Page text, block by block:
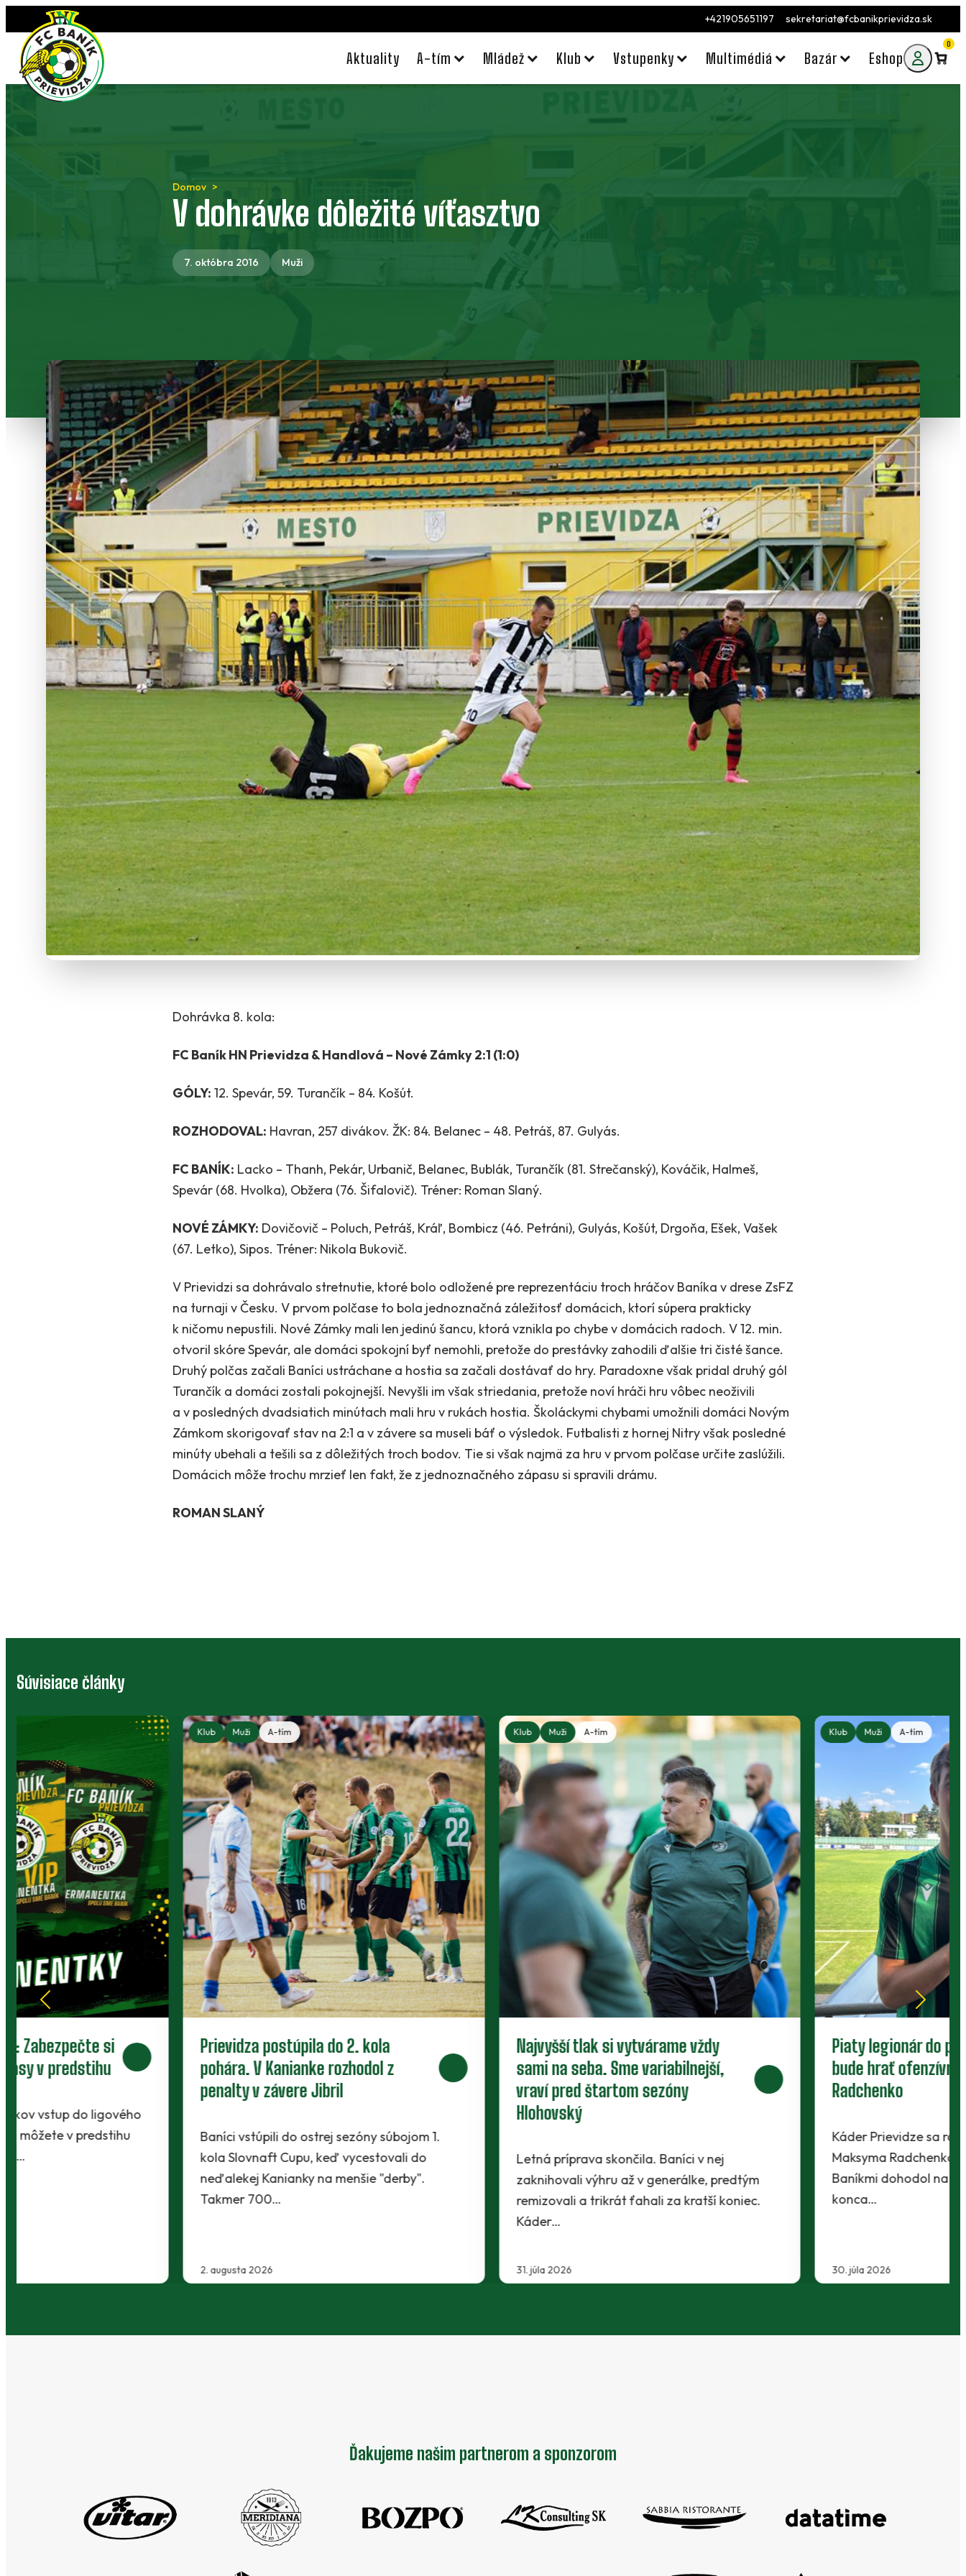
Preskočiť
na
obsah
+421905651197 sekretariat@fcbanikprievidza.sk
Aktuality A-tím Mládež Klub Vstupenky Multimédiá Bazár Eshop
0
Domov
V dohrávke dôležité víťasztvo
7. októbra 2016 Muži
Dohrávka 8. kola:
FC Baník HN Prievidza & Handlová – Nové Zámky 2:1 (1:0)
GÓLY: 12. Spevár, 59. Turančík – 84. Košút.
ROZHODOVAL: Havran, 257 divákov. ŽK: 84. Belanec – 48. Petráš, 87. Gulyás.
FC BANÍK: Lacko – Thanh, Pekár, Urbanič, Belanec, Bublák, Turančík (81. Strečanský), Kováčik, Halmeš,
Spevár (68. Hvolka), Obžera (76. Šifalovič). Tréner: Roman Slaný.
NOVÉ ZÁMKY: Dovičovič – Poluch, Petráš, Kráľ, Bombicz (46. Petráni), Gulyás, Košút, Drgoňa, Ešek, Vašek
(67. Letko), Sipos. Tréner: Nikola Bukovič.
V Prievidzi sa dohrávalo stretnutie, ktoré bolo odložené pre reprezentáciu troch hráčov Baníka v drese ZsFZ
na turnaji v Česku. V prvom polčase to bola jednoznačná záležitosť domácich, ktorí súpera prakticky
k ničomu nepustili. Nové Zámky mali len jedinú šancu, ktorá vznikla po chybe v domácich radoch. V 12. min.
otvoril skóre Spevár, ale domáci spokojní byť nemohli, pretože do prestávky zahodili ďalšie tri čisté šance.
Druhý polčas začali Baníci ustráchane a hostia sa začali dostávať do hry. Paradoxne však pridal druhý gól
Turančík a domáci zostali pokojnejší. Nevyšli im však striedania, pretože noví hráči hru vôbec neoživili
a v posledných dvadsiatich minútach mali hru v rukách hostia. Školáckymi chybami umožnili domáci Novým
Zámkom skorigovať stav na 2:1 a v závere sa museli báť o výsledok. Futbalisti z hornej Nitry však posledné
minúty ubehali a tešili sa z dôležitých troch bodov. Tie si však najmä za hru v prvom polčase určite zaslúžili.
Domácich môže trochu mrzieť len fakt, že z jednoznačného zápasu si spravili drámu.
ROMAN SLANÝ
Súvisiace články
Piaty legionár do partie. Za Baník
bude hrať ofenzívny stredopoliar
Káder Prievidze sa rozšíril najnovšie o
Maksyma Radchenka. Legionár z Ukrajiny sa s
Baníkmi dohodol na pôsobení minimálne do
Klub Muži A-tím
Nové zmluvy pre trojicu
perspektívnych dorastencov
Tesne pred štartom novej sezóny presvedčili
realizačný tím traja mladíci - Maroš Lahký,
Filip Krpelan a Ľudovít Lenhart. Prví dvaja…
Klub Muži A-tím
Baníci uzavreli letnú prípravu. V
generálke zdolali Martin
tým najlepším spôsobom - víťazstvom. Na
domácom trávniku zdolali treťoligový Martin
2:1 a ideálne…
Ďakujeme našim partnerom a sponzorom